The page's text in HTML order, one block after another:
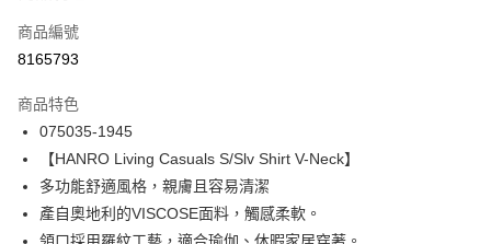
信用卡一次付款
信用卡分期付款
合作金庫商業銀行
華南商業銀行
上海商業儲蓄銀行
台北富邦商業銀行
國泰世華商業銀行
兆豐國際商業銀行
臺灣中小企業銀行
台中商業銀行
匯豐（台灣）商業銀行
華泰商業銀行
Apple Pay
悠遊付
商品編號
8165793
商品特色
075035-1945
【HANRO Living Casuals S/Slv Shirt V-Neck】
多功能舒適風格，親膚且容易清潔
產自奧地利的VISCOSE面料，觸感柔軟。